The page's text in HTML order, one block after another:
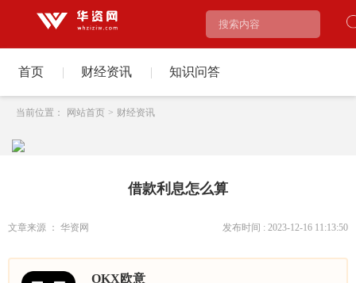
首页 | 财经资讯 | 知识问答
当前位置： 网站首页 > 财经资讯
借款利息怎么算
文章来源 ： 华资网 发布时间 : 2023-12-16 11:13:50
OKX欧意